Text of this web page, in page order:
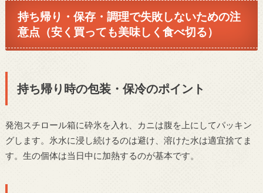
持ち帰り・保存・調理で失敗しないための注
意点（安く買っても美味しく食べ切る）
持ち帰り時の包装・保冷のポイント
発泡スチロール箱に砕氷を入れ、カニは腹を上にしてパッキン
グします。氷水に浸し続けるのは避け、溶けた水は適宜捨てま
す。生の個体は当日中に加熱するのが基本です。